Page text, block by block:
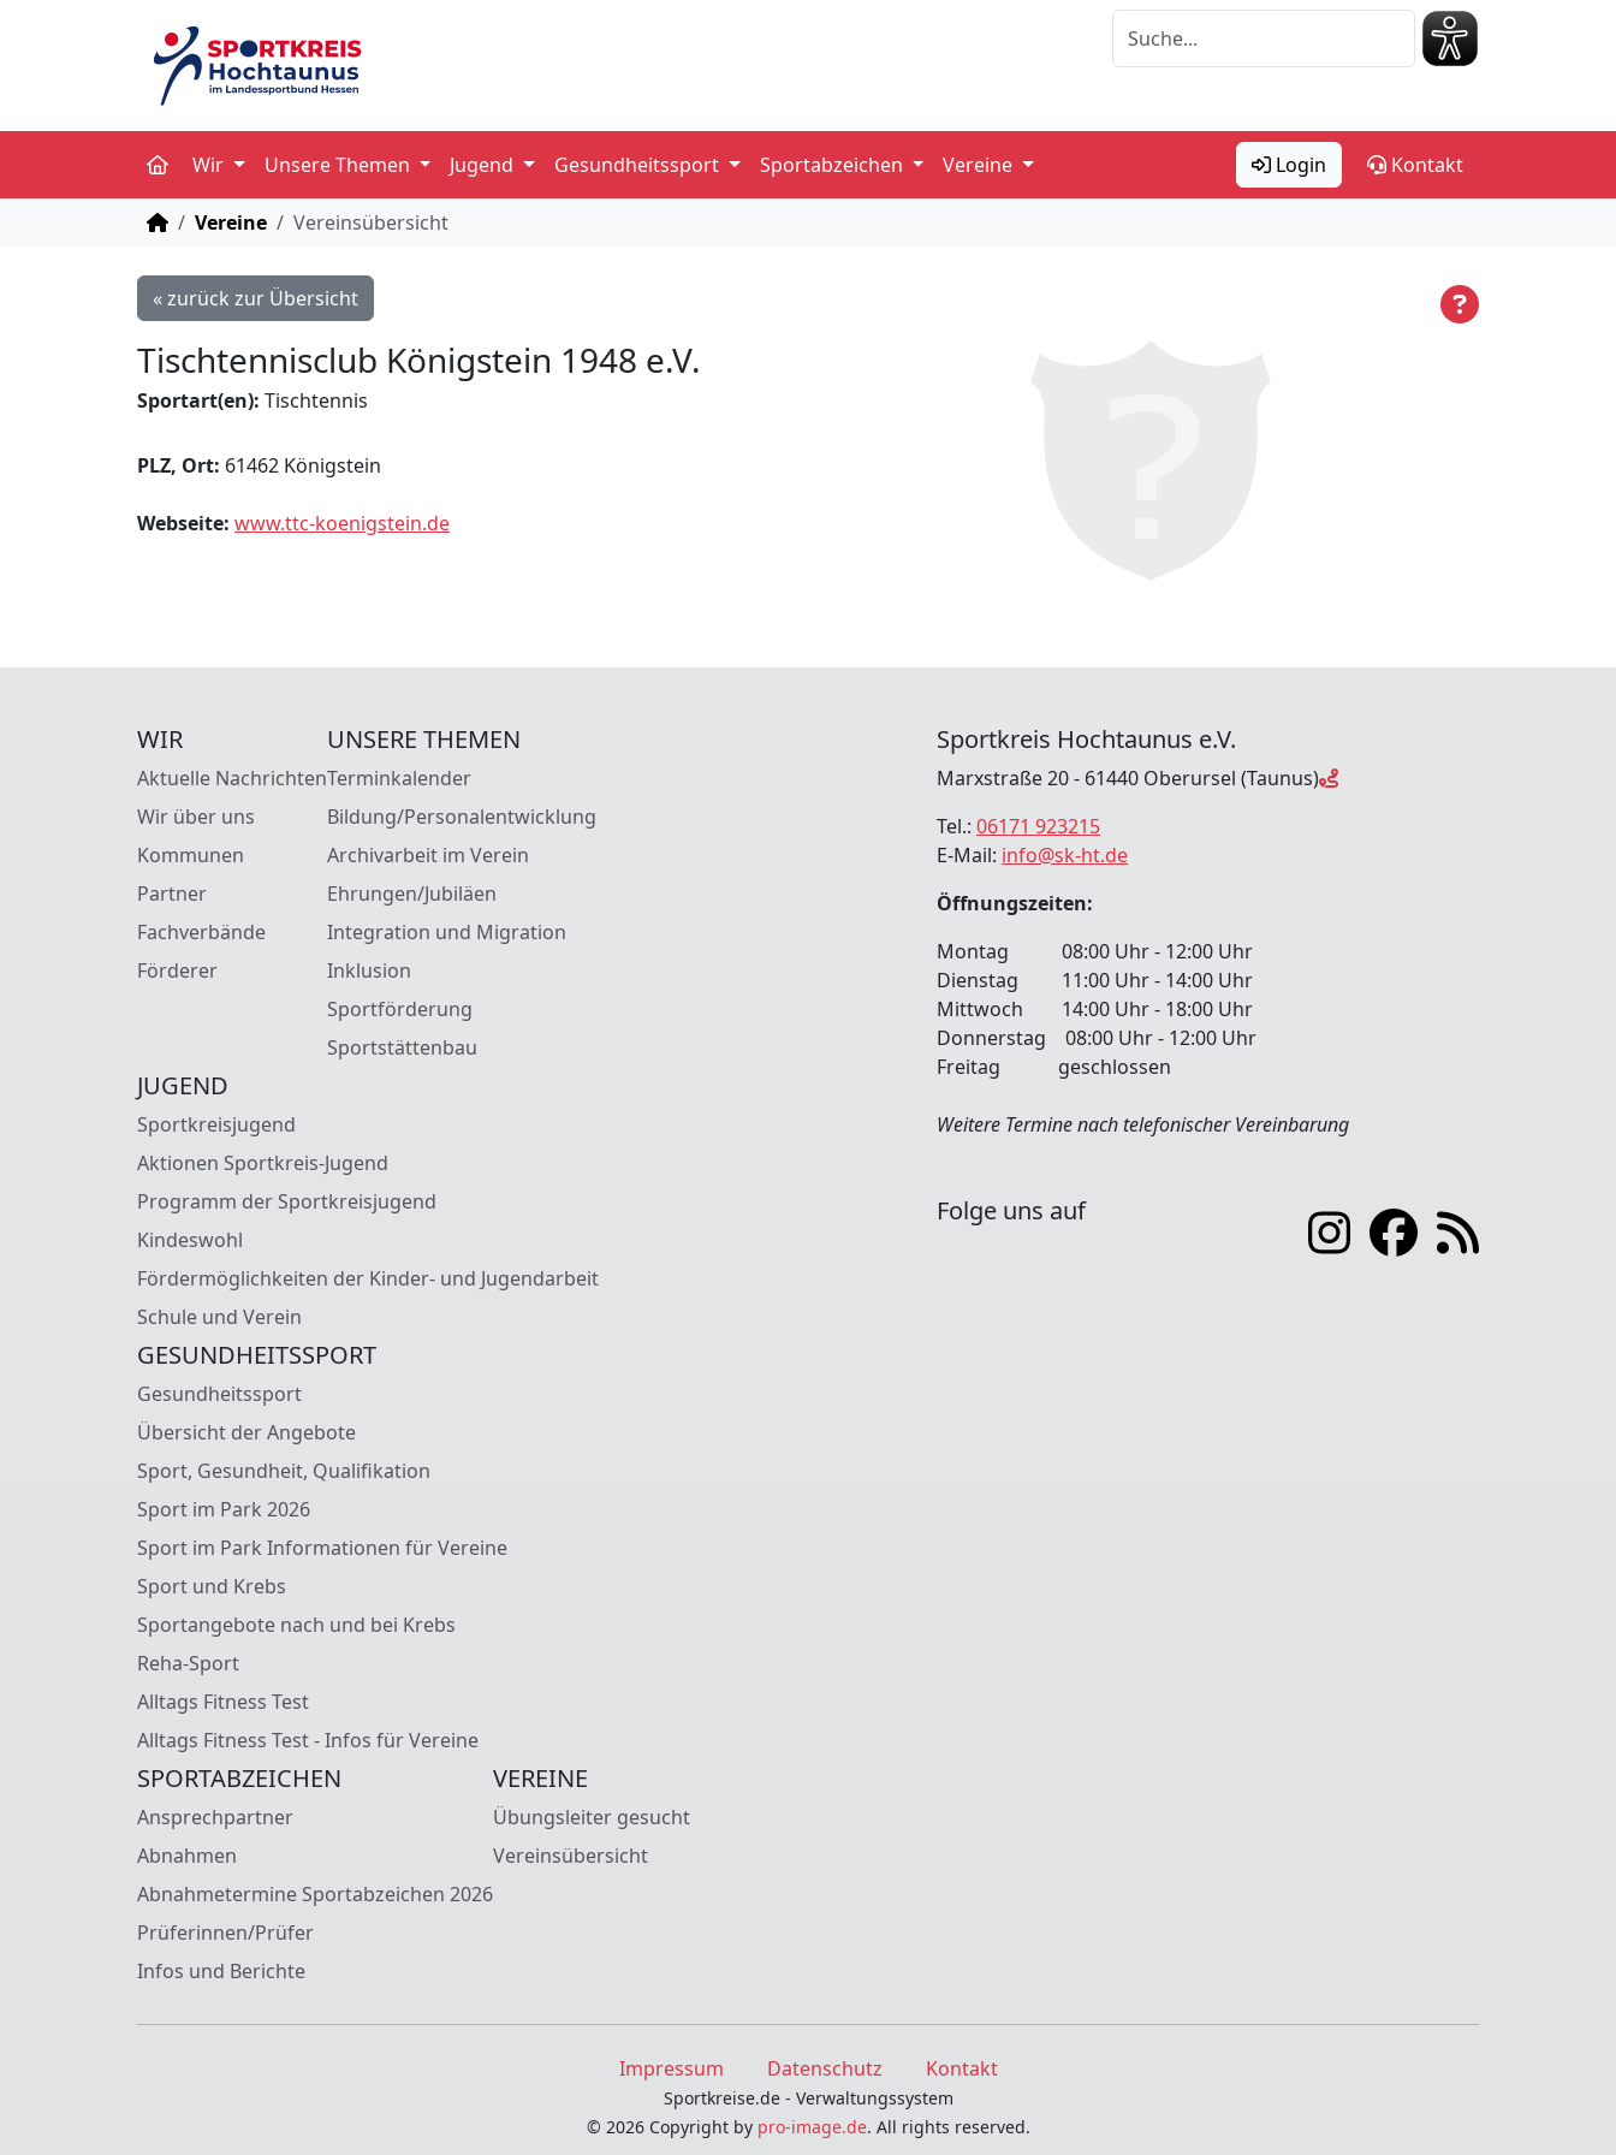
Wir Unsere Themen Jugend Gesundheitssport Sportabzeichen Vereine Login Kontakt
STARTSEITE
Vereine Vereinsübersicht
« zurück zur Übersicht
Tischtennisclub Königstein 1948 e.V.
Sportart(en): Tischtennis
PLZ, Ort: 61462 Königstein
Webseite: www.ttc-koenigstein.de
WIR
Aktuelle Nachrichten
Wir über uns
Kommunen
Partner
Fachverbände
Förderer
UNSERE THEMEN
Terminkalender
Bildung/Personalentwicklung
Archivarbeit im Verein
Ehrungen/Jubiläen
Integration und Migration
Inklusion
Sportförderung
Sportstättenbau
JUGEND
Sportkreisjugend
Aktionen Sportkreis-Jugend
Programm der Sportkreisjugend
Kindeswohl
Fördermöglichkeiten der Kinder- und Jugendarbeit
Schule und Verein
GESUNDHEITSSPORT
Gesundheitssport
Übersicht der Angebote
Sport, Gesundheit, Qualifikation
Sport im Park 2026
Sport im Park Informationen für Vereine
Sport und Krebs
Sportangebote nach und bei Krebs
Reha-Sport
Alltags Fitness Test
Alltags Fitness Test - Infos für Vereine
SPORTABZEICHEN
Ansprechpartner
Abnahmen
Abnahmetermine Sportabzeichen 2026
Prüferinnen/Prüfer
Infos und Berichte
VEREINE
Übungsleiter gesucht
Vereinsübersicht
Sportkreis Hochtaunus e.V.
Marxstraße 20 - 61440 Oberursel (Taunus)
Tel.: 06171 923215
E-Mail: info@sk-ht.de
Öffnungszeiten:
Montag 08:00 Uhr - 12:00 Uhr
Dienstag 11:00 Uhr - 14:00 Uhr
Mittwoch 14:00 Uhr - 18:00 Uhr
Donnerstag 08:00 Uhr - 12:00 Uhr
Freitag geschlossen
Weitere Termine nach telefonischer Vereinbarung
Folge uns auf
Impressum Datenschutz Kontakt
Sportkreise.de - Verwaltungssystem
© 2026 Copyright by pro-image.de. All rights reserved.